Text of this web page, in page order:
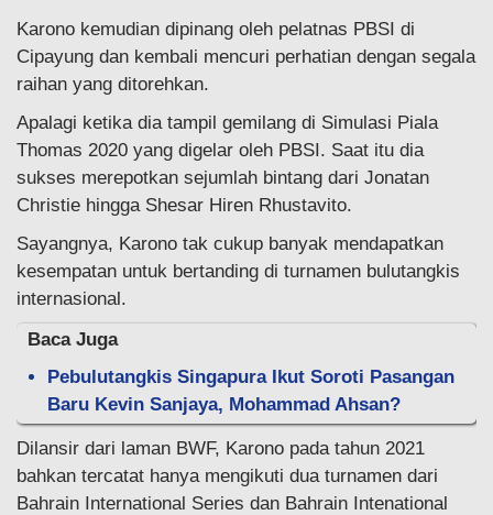
Karono kemudian dipinang oleh pelatnas PBSI di
Cipayung dan kembali mencuri perhatian dengan segala
raihan yang ditorehkan.
Apalagi ketika dia tampil gemilang di Simulasi Piala
Thomas 2020 yang digelar oleh PBSI. Saat itu dia
sukses merepotkan sejumlah bintang dari Jonatan
Christie hingga Shesar Hiren Rhustavito.
Sayangnya, Karono tak cukup banyak mendapatkan
kesempatan untuk bertanding di turnamen bulutangkis
internasional.
Baca Juga
Pebulutangkis Singapura Ikut Soroti Pasangan
Baru Kevin Sanjaya, Mohammad Ahsan?
Dilansir dari laman BWF, Karono pada tahun 2021
bahkan tercatat hanya mengikuti dua turnamen dari
Bahrain International Series dan Bahrain Intenational